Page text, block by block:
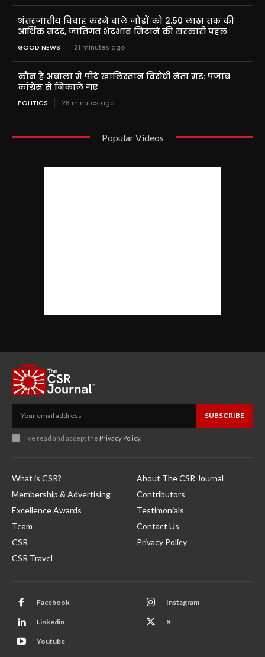
अंतरजातीय विवाह करने वाले जोड़ों को 2.50 लाख तक की
आर्थिक मदद, जातिगत भेदभाव मिटाने की सरकारी पहल
GOOD NEWS 21 minutes ago
कौन हैं अंबाला में पीटे खालिस्तान विरोधी नेता मंड: पंजाब
कांग्रेस से निकाले गए
POLITICS 28 minutes ago
Popular Videos
SUBSCRIBE
I've read and accept the Privacy Policy.
What is CSR?
Membership & Advertising
Excellence Awards
Team
CSR
CSR Travel
About The CSR Journal
Contributors
Testimonials
Contact Us
Privacy Policy
Facebook Instagram
Linkedin X
Youtube